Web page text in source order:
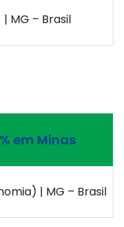
MG – Brasil
em Minas
| MG – Brasil